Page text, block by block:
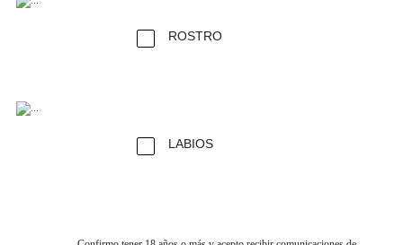
ROSTRO
LABIOS